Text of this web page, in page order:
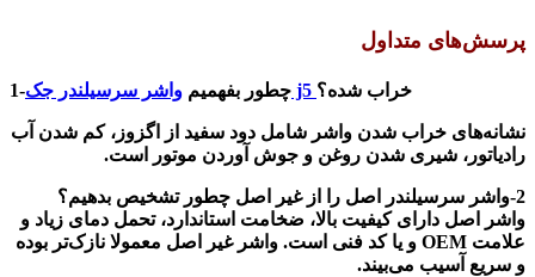
پرسش‌های متداول
1-چطور بفهمیم وا شر سرسیلندر جک j5 خراب شده؟
نشانه‌های خراب شدن واشر شامل دود سفید از اگزوز، کم شدن آب
رادیاتور، شیری شدن روغن و جوش آوردن موتور است.
2-واشر سرسیلندر اصل را از غیر اصل چطور تشخیص بدهیم؟
واشر اصل دارای کیفیت بالا، ضخامت استاندارد، تحمل دمای زیاد و
علامت OEM و یا کد فنی
است. واشر غیر اصل معمولا نازک‌تر بوده
و سریع آسیب می‌بیند.